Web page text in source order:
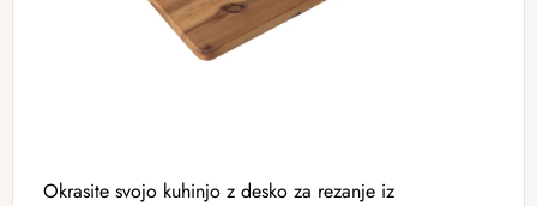
Okrasite svojo kuhinjo z desko za rezanje iz